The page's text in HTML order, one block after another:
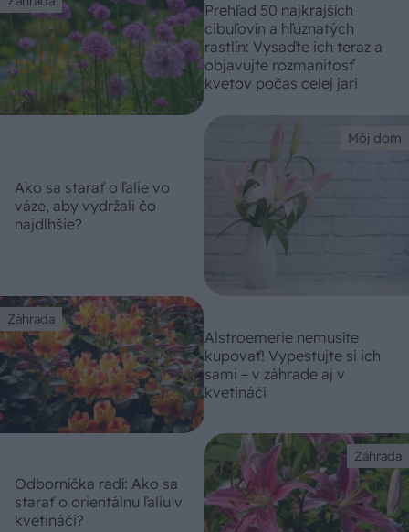
Prehľad 50 najkrajších
cibuľovín a hľuznatých
rastlín: Vysaďte ich teraz a
objavujte rozmanitosť
kvetov počas celej jari
Môj dom
Ako sa starať o ľalie vo
váze, aby vydržali čo
najdlhšie?
Záhrada
Alstroemerie nemusíte
kupovať! Vypestujte si ich
sami – v záhrade aj v
kvetináči
Záhrada
Odborníčka radí: Ako sa
starať o orientálnu ľaliu v
kvetináči?